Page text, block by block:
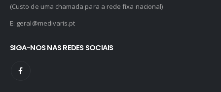
(Custo de uma chamada para a rede fixa nacional)
E: geral@medivaris.pt
SIGA-NOS NAS REDES SOCIAIS